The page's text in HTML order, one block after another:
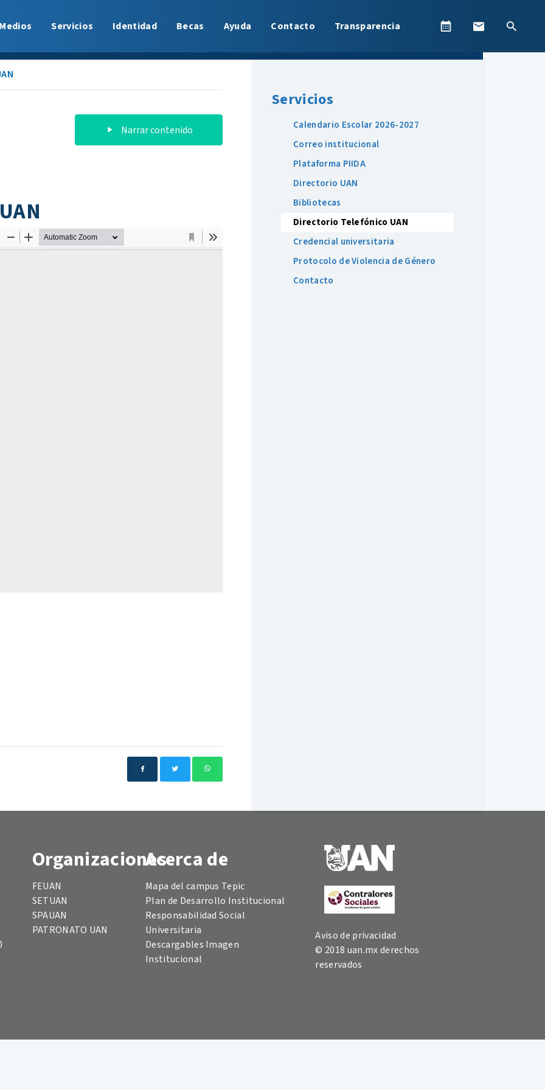
Medios Servicios Identidad Becas Ayuda Contacto Transparencia
Narrar contenido
Servicios
Calendario Escolar 2026-2027
Correo institucional
Plataforma PIIDA
Directorio UAN
Bibliotecas
Directorio Telefónico UAN
Credencial universitaria
Protocolo de Violencia de Género
Contacto
Organizaciones
FEUAN
SETUAN
SPAUAN
PATRONATO UAN
Acerca de
Mapa del campus Tepic
Plan de Desarrollo Institucional
Responsabilidad Social
Universitaria
Descargables Imagen
Institucional
Aviso de privacidad
© 2018 uan.mx derechos
reservados